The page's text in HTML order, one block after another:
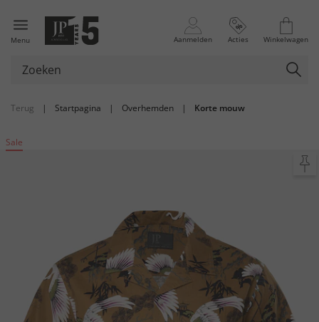
Menu Aanmelden Acties Winkelwagen
Terug | Startpagina | Overhemden | Korte mouw
Sale